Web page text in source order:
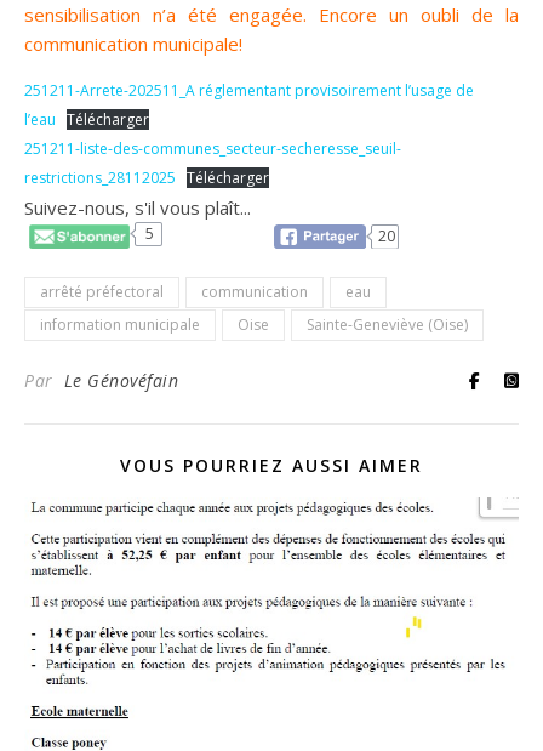
sensibilisation n’a été engagée. Encore un oubli de la
communication municipale!
251211-Arrete-202511_A réglementant provisoirement l’usage de
l’eau Télécharger
251211-liste-des-communes_secteur-secheresse_seuil-
restrictions_28112025 Télécharger
Suivez-nous, s'il vous plaît...
5 20
arrêté préfectoral communication
eau
information municipale
Oise Sainte-Geneviève (Oise)
Par Le Génovéfain
VOUS POURRIEZ AUSSI AIMER